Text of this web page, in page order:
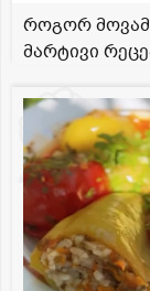
როგორ
მარტივი